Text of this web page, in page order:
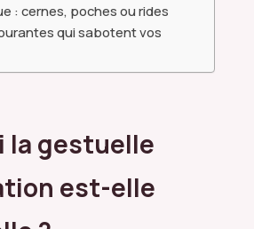
: cernes, poches ou rides
qui sabotent vos
la gestuelle
est-elle